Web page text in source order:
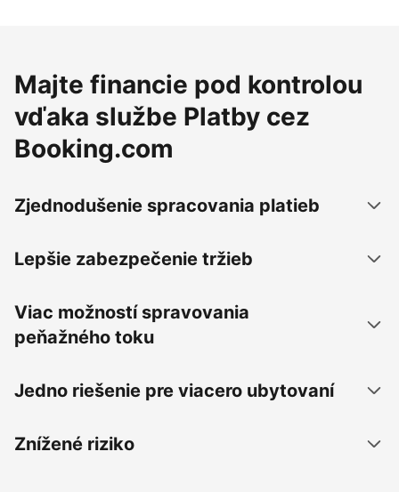
Majte financie pod kontrolou
vďaka službe Platby cez
Booking.com
Zjednodušenie spracovania platieb
Lepšie zabezpečenie tržieb
Viac možností spravovania
peňažného toku
Jedno riešenie pre viacero ubytovaní
Znížené riziko